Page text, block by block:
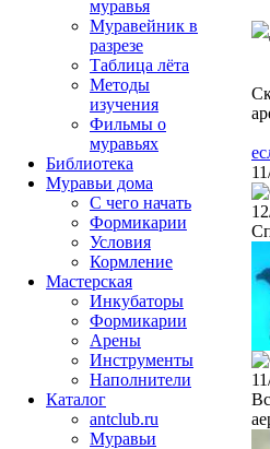
муравья
Муравейник в
разрезе
Таблица лёта
Методы
изучения
Фильмы о
муравьях
Библиотека
Муравьи дома
С чего начать
Формикарии
Условия
Кормление
Мастерская
Инкубаторы
Формикарии
Арены
Инструменты
Наполнители
Каталог
antclub.ru
Муравьи